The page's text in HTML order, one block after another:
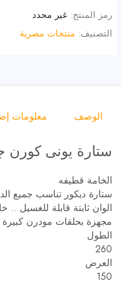
رمز المنتج: غير محدد
التصنيف: منتجات مصرية
الوصف معلومات
ستارة يونى كورن
الخامة قطيفه
ستارة ديكور تناسب جميع
الوان ثابتة قابلة للغسيل
مجهزة بحلقات مودرن كبيرة
الطول
260
العرض
150